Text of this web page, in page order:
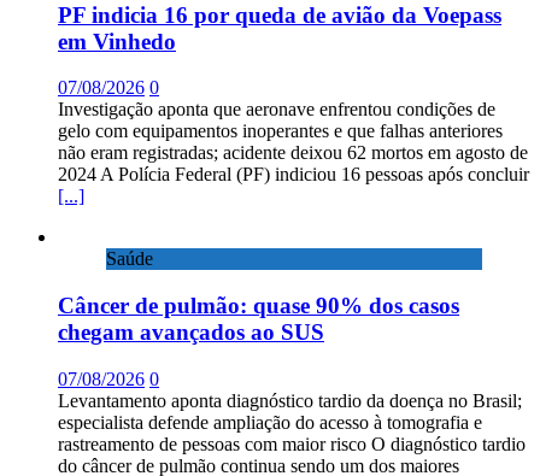
PF indicia 16 por queda de avião da Voepass
em Vinhedo
07/08/2026 0
Investigação aponta que aeronave enfrentou condições de
gelo com equipamentos inoperantes e que falhas anteriores
não eram registradas; acidente deixou 62 mortos em agosto de
2024 A Polícia Federal (PF) indiciou 16 pessoas após concluir
[...]
Saúde
Câncer de pulmão: quase 90% dos casos
chegam avançados ao SUS
07/08/2026 0
Levantamento aponta diagnóstico tardio da doença no Brasil;
especialista defende ampliação do acesso à tomografia e
rastreamento de pessoas com maior risco O diagnóstico tardio
do câncer de pulmão continua sendo um dos maiores